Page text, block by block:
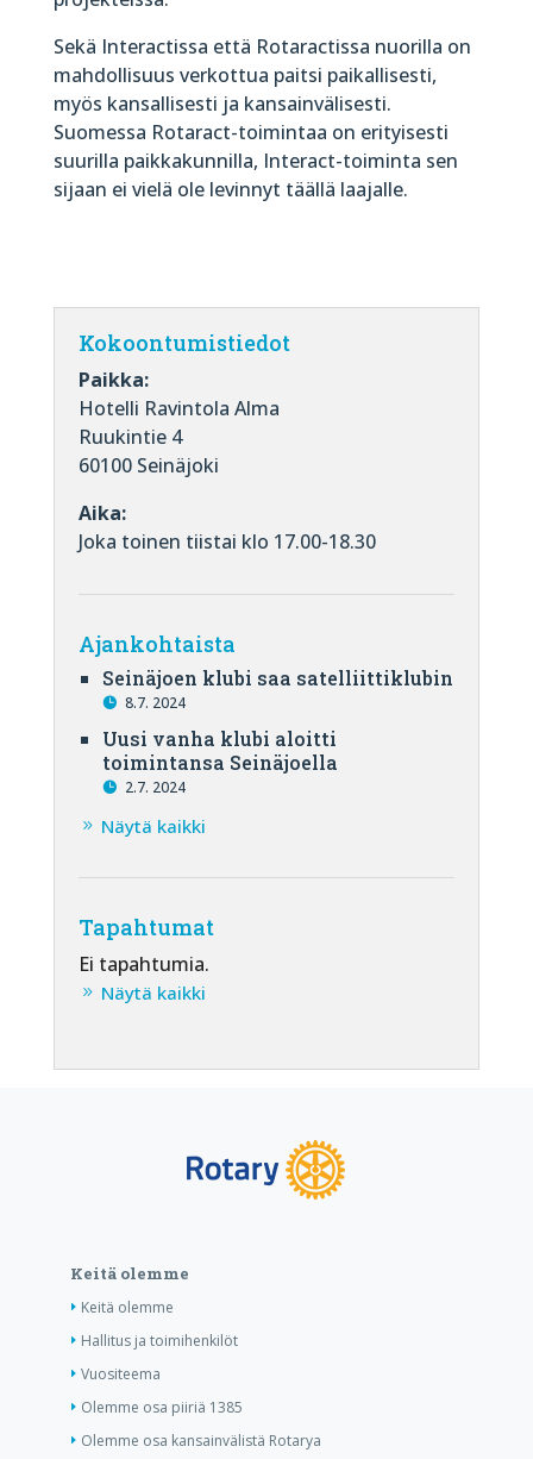
Sekä Interactissa että Rotaractissa nuorilla on
mahdollisuus verkottua paitsi paikallisesti,
myös kansallisesti ja kansainvälisesti.
Suomessa Rotaract-toimintaa on erityisesti
suurilla paikkakunnilla, Interact-toiminta sen
sijaan ei vielä ole levinnyt täällä laajalle.
Kokoontumistiedot
Paikka:
Hotelli Ravintola Alma
Ruukintie 4
60100 Seinäjoki
Aika:
Joka toinen tiistai klo 17.00-18.30
Ajankohtaista
Seinäjoen klubi saa satelliittiklubin
8.7. 2024
Uusi vanha klubi aloitti
toimintansa Seinäjoella
2.7. 2024
Näytä kaikki
Tapahtumat
Ei tapahtumia.
Näytä kaikki
Keitä olemme
Keitä olemme
Hallitus ja toimihenkilöt
Vuositeema
Olemme osa piiriä 1385
Olemme osa kansainvälistä Rotarya